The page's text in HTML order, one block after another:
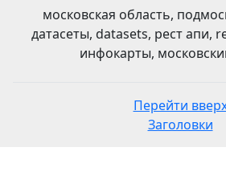
московская область,
датасеты, datasets, рест апи,
инфокарты,
Перейти
Заголовки